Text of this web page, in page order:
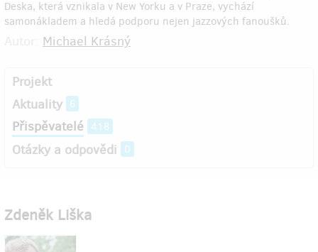
Deska, která vznikala v New Yorku a v Praze, vychází
samonákladem a hledá podporu nejen jazzových fanoušků.
Michael Krásný
Projekt
Aktuality 6
Přispěvatelé 418
Otázky a odpovědi 0
Zdeněk Liška